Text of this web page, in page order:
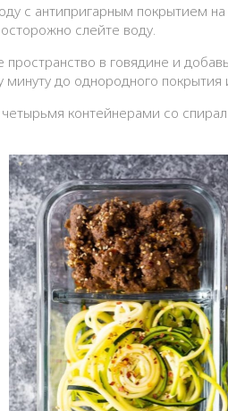
с антипригарным покрытием
слейте воду.
в говядине и
до однородного покрытия
контейнерами со